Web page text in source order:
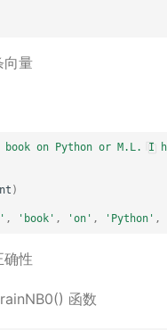
向量
on Python or M.L. I
)
, 'book' , 'on' , 'Python' ,
确性
函数